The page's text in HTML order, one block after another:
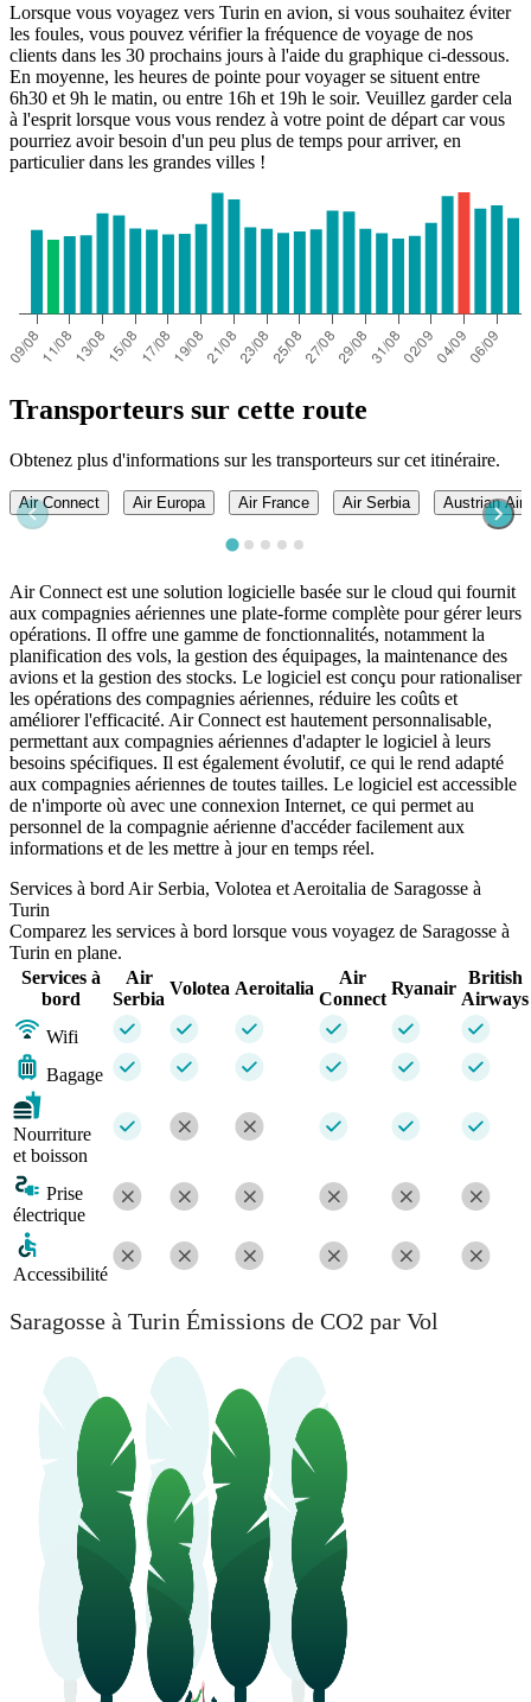
Lorsque vous voyagez vers Turin en avion, si vous souhaitez éviter
les foules, vous pouvez vérifier la fréquence de voyage de nos
clients dans les 30 prochains jours à l'aide du graphique ci-dessous.
En moyenne, les heures de pointe pour voyager se situent entre
6h30 et 9h le matin, ou entre 16h et 19h le soir. Veuillez garder cela
à l'esprit lorsque vous vous rendez à votre point de départ car vous
pourriez avoir besoin d'un peu plus de temps pour arriver, en
particulier dans les grandes villes !
Transporteurs sur cette route
Obtenez plus d'informations sur les transporteurs sur cet itinéraire.
Air Connect Air Europa Air France Air Serbia Austrian
Air Connect est une solution logicielle basée sur le cloud qui fournit
aux compagnies aériennes une plate-forme complète pour gérer leurs
opérations. Il offre une gamme de fonctionnalités, notamment la
planification des vols, la gestion des équipages, la maintenance des
avions et la gestion des stocks. Le logiciel est conçu pour rationaliser
les opérations des compagnies aériennes, réduire les coûts et
améliorer l'efficacité. Air Connect est hautement personnalisable,
permettant aux compagnies aériennes d'adapter le logiciel à leurs
besoins spécifiques. Il est également évolutif, ce qui le rend adapté
aux compagnies aériennes de toutes tailles. Le logiciel est accessible
de n'importe où avec une connexion Internet, ce qui permet au
personnel de la compagnie aérienne d'accéder facilement aux
informations et de les mettre à jour en temps réel.
Services à bord Air Serbia, Volotea et Aeroitalia de Saragosse à
Turin
Comparez les services à bord lorsque vous voyagez de Saragosse à
Turin en plane.
Services à
bord
Air
Serbia
Volotea Aeroitalia
Air
Connect
Ryanair
British
Airways
Wifi
Bagage
Nourriture
et boisson
Prise
électrique
Accessibilité
Saragosse à Turin Émissions de CO2 par Vol